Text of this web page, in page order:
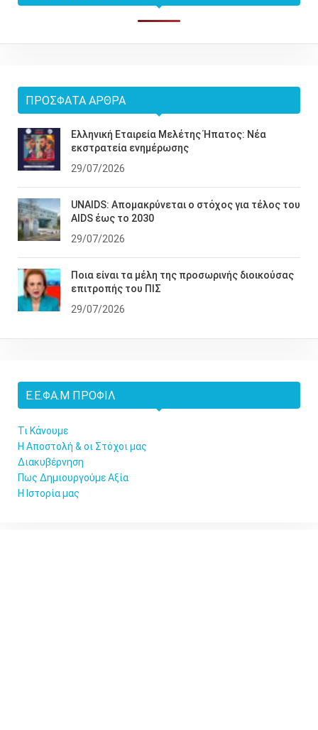
ΠΡΌΣΦΑΤΑ ΆΡΘΡΑ
Ελληνική Εταιρεία Μελέτης Ήπατος: Νέα
εκστρατεία ενημέρωσης
29/07/2026
UNAIDS: Απομακρύνεται ο στόχος για τέλος του
AIDS έως το 2030
29/07/2026
Ποια είναι τα μέλη της προσωρινής διοικούσας
επιτροπής του ΠΙΣ
29/07/2026
Ε.Ε.ΦΑ.Μ ΠΡΟΦΊΛ
Τι Κάνουμε
Η Αποστολή & οι Στόχοι μας
Διακυβέρνηση
Πως Δημιουργούμε Αξία
Η Ιστορία μας